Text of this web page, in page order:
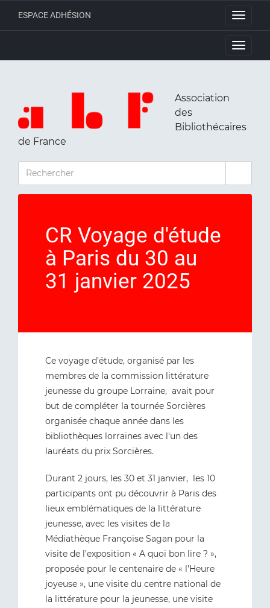
Toggle
ESPACE ADHÉSION
Toggle
Association
des
Bibliothécaires
de France
RECHERCHER
CR Voyage d'étude
à Paris du 30 au
31 janvier 2025
Ce voyage d’étude, organisé par les
membres de la commission littérature
jeunesse du groupe Lorraine, avait pour
but de compléter la tournée Sorcières
organisée chaque année dans les
bibliothèques lorraines avec l'un des
lauréats du prix Sorcières.
Durant 2 jours, les 30 et 31 janvier, les 10
participants ont pu découvrir à Paris des
lieux emblématiques de la littérature
jeunesse, avec les visites de la
Médiathèque Françoise Sagan pour la
visite de l’exposition « A quoi bon lire ? »,
proposée pour le centenaire de « l’Heure
joyeuse », une visite du centre national de
la littérature pour la jeunesse, une visite